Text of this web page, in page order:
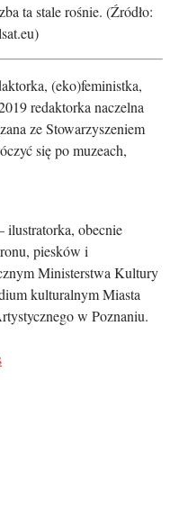
ta stale rośnie. (Źródło:
(eko)feministka,
redaktorka naczelna
ze Stowarzyszeniem
się po muzeach,
ilustratorka, obecnie
piesków i
Ministerstwa Kultury
kulturalnym Miasta
w Poznaniu.